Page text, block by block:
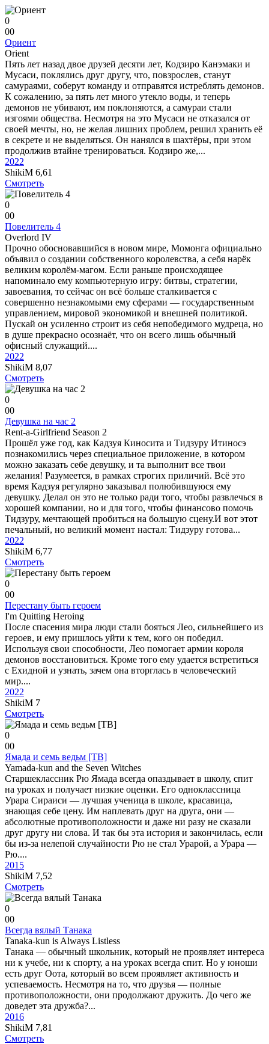
0
00
Ориент
Orient
Пять лет назад двое друзей десяти лет, Кодзиро Канэмаки и
Мусаси, поклялись друг другу, что, повзрослев, станут
самураями, соберут команду и отправятся истреблять демонов.
К сожалению, за пять лет много утекло воды, и теперь
демонов не убивают, им поклоняются, а самураи стали
изгоями общества. Несмотря на это Мусаси не отказался от
своей мечты, но, не желая лишних проблем, решил хранить её
в секрете и не выделяться. Он нанялся в шахтёры, при этом
продолжив втайне тренироваться. Кодзиро же,...
2022
ShikiM 6,61
Смотреть
0
00
Повелитель 4
Overlord IV
Прочно обосновавшийся в новом мире, Момонга официально
объявил о создании собственного королевства, а себя нарёк
великим королём-магом. Если раньше происходящее
напоминало ему компьютерную игру: битвы, стратегии,
завоевания, то сейчас он всё больше сталкивается с
совершенно незнакомыми ему сферами — государственным
управлением, мировой экономикой и внешней политикой.
Пускай он усиленно строит из себя непобедимого мудреца, но
в душе прекрасно осознаёт, что он всего лишь обычный
офисный служащий....
2022
ShikiM 8,07
Смотреть
0
00
Девушка на час 2
Rent-a-Girlfriend Season 2
Прошёл уже год, как Кадзуя Киносита и Тидзуру Итиносэ
познакомились через специальное приложение, в котором
можно заказать себе девушку, и та выполнит все твои
желания! Разумеется, в рамках строгих приличий. Всё это
время Кадзуя регулярно заказывал полюбившуюся ему
девушку. Делал он это не только ради того, чтобы развлечься в
хорошей компании, но и для того, чтобы финансово помочь
Тидзуру, мечтающей пробиться на большую сцену.И вот этот
печальный, но великий момент настал: Тидзуру готова...
2022
ShikiM 6,77
Смотреть
0
00
Перестану быть героем
I'm Quitting Heroing
После спасения мира люди стали бояться Лео, сильнейшего из
героев, и ему пришлось уйти к тем, кого он победил.
Используя свои способности, Лео помогает армии короля
демонов восстановиться. Кроме того ему удается встретиться
с Ехидной и узнать, зачем она вторглась в человеческий
мир....
2022
ShikiM 7
Смотреть
0
00
Ямада и семь ведьм [ТВ]
Yamada-kun and the Seven Witches
Старшеклассник Рю Ямада всегда опаздывает в школу, спит
на уроках и получает низкие оценки. Его одноклассница
Урара Сираиси — лучшая ученица в школе, красавица,
знающая себе цену. Им наплевать друг на друга, они —
абсолютные противоположности и даже ни разу не сказали
друг другу ни слова. И так бы эта история и закончилась, если
бы из-за нелепой случайности Рю не стал Урарой, а Урара —
Рю....
2015
ShikiM 7,52
Смотреть
0
00
Всегда вялый Танака
Tanaka-kun is Always Listless
Танака — обычный школьник, который не проявляет интереса
ни к учебе, ни к спорту, а на уроках всегда спит. Но у юноши
есть друг Оота, который во всем проявляет активность и
успеваемость. Несмотря на то, что друзья — полные
противоположности, они продолжают дружить. До чего же
доведет эта дружба?...
2016
ShikiM 7,81
Смотреть